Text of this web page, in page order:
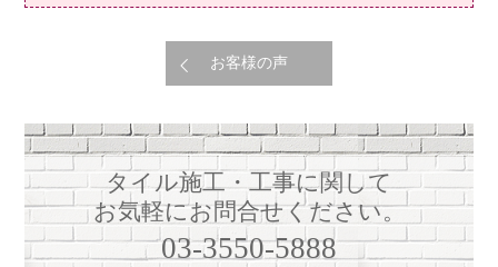
お客様の声
タイル施工・工事に関して
お気軽にお問合せください。
03-3550-5888